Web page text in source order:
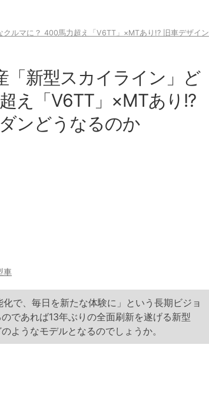
クルマに？ 400馬力超え「V6TT」×MTあり!? 旧車デザイン
「新型スカイライン」ど
え「V6TT」×MTあり!?
ンどうなるのか
車
で、毎日を新たな体験に」という長期ビジョ
であれば13年ぶりの全面刷新を遂げる新型
ようなモデルとなるのでしょうか。